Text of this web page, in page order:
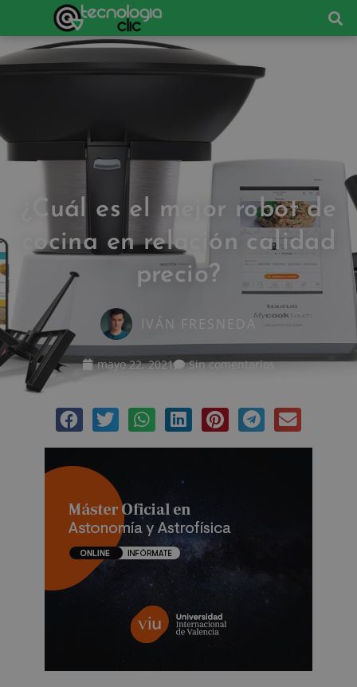
¿Cuál es el mejor robot de
cocina en relación calidad
precio?
IVÁN FRESNEDA
mayo 22, 2021 Sin comentarios